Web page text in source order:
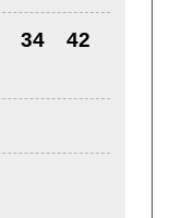
34
42